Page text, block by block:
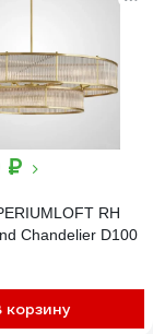
₽
RH
Chandelier D100
корзину